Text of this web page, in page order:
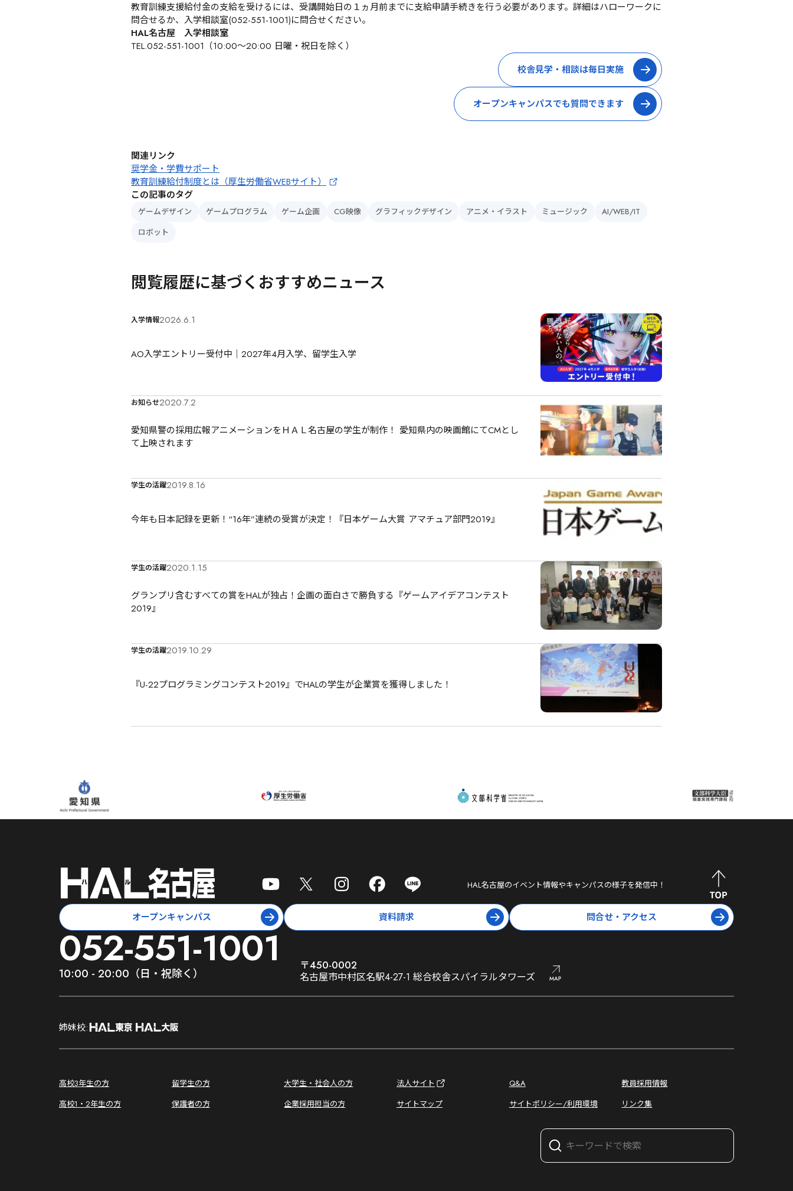
教育訓練支援給付金の支給を受けるには、受講開始日の１ヵ月前までに支給申請手続きを行う必要があります。詳細はハローワークに
問合せるか、入学相談室(052-551-1001)に問合せください。
HAL名古屋　入学相談室
TEL.052-551-1001（10:00～20:00 日曜・祝日を除く）
校舎見学・相談は毎日実施
オープンキャンパスでも質問できます
関連リンク
奨学金・学費サポート
教育訓練給付制度とは（厚生労働省WEBサイト）
この記事のタグ
ゲームデザイン ゲームプログラム ゲーム企画 CG映像 グラフィックデザイン アニメ・イラスト ミュージック
AI/WEB/IT
ロボット
閲覧履歴に基づくおすすめニュース
入学情報2026.6.1
AO入学エントリー受付中｜2027年4月入学、留学生入学
お知らせ2020.7.2
愛知県警の採用広報アニメーションをＨＡＬ名古屋の学生が制作！ 愛知県内の映画館にてCMとし
て上映されます
学生の活躍2019.8.16
今年も日本記録を更新！“16年”連続の受賞が決定！『日本ゲーム大賞 アマチュア部門2019』
学生の活躍2020.1.15
グランプリ含むすべての賞をHALが独占！企画の面白さで勝負する『ゲームアイデアコンテスト
2019』
学生の活躍2019.10.29
『U-22プログラミングコンテスト2019』でHALの学生が企業賞を獲得しました！
HAL名古屋のイベント情報やキャンパスの様子を発信中！
オープンキャンパス 資料請求 問合せ・アクセス
052-551-1001
10:00 - 20:00（日・祝除く）
〒450-0002
名古屋市中村区名駅4-27-1 総合校舎スパイラルタワーズ
;
姉妹校:
;
高校3年生の方 留学生の方 大学生・社会人の方 法人サイト Q&A
教員採用情報
高校1・2年生の方
保護者の方 企業採用担当の方 サイトマップ サイトポリシー/利用環境 リンク集